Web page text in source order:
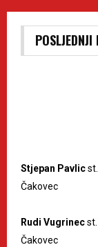
Stjepan Pavlic
Čakovec
Rudi Vugrinec
Čakovec